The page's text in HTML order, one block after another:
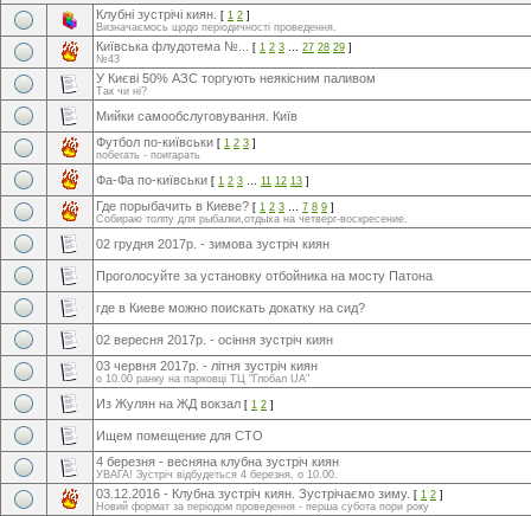
Клубні зустрічі киян. [ 1 2 ]
Визначаємось щодо періодичності проведення.
Київська флудотема №... [ 1 2 3 … 27 28 29 ]
№43
У Києві 50% АЗС торгують неякісним паливом
Так чи ні?
Мийки самообслуговування. Київ
Футбол по-київськи [ 1 2 3 ]
побегать - поигарать
Фа-Фа по-київськи [ 1 2 3 … 11 12 13 ]
Где порыбачить в Киеве? [ 1 2 3 … 7 8 9 ]
Собираю толпу для рыбалки,отдыха на четверг-воскресение.
02 грудня 2017р. - зимова зустріч киян
Проголосуйте за установку отбойника на мосту Патона
где в Киеве можно поискать докатку на сид?
02 вересня 2017р. - осіння зустріч киян
03 червня 2017р. - літня зустріч киян
о 10.00 ранку на парковці ТЦ "Глобал UA"
Из Жулян на ЖД вокзал [ 1 2 ]
Ищем помещение для СТО
4 березня - весняна клубна зустріч киян
УВАГА! Зустріч відбудеться 4 березня, о 10.00.
03.12.2016 - Клубна зустріч киян. Зустрічаємо зиму. [ 1 2 ]
Новий формат за періодом проведення - перша субота пори року